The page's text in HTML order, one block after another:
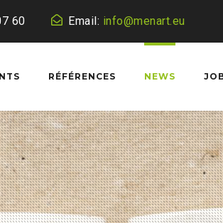
60 Email: info@menart.eu
RÉFÉRENCES NEWS